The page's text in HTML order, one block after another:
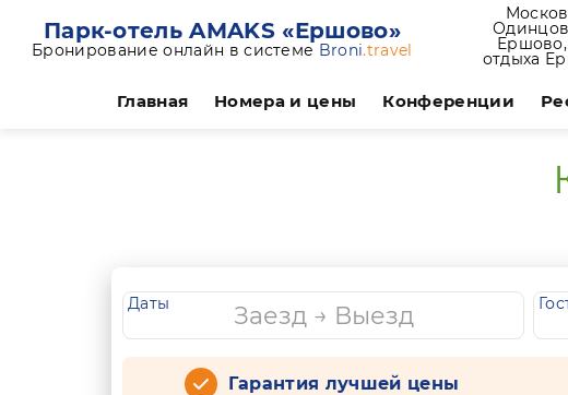
Парк-отель AMAKS «Ершово»
Бронирование онлайн в системе Broni.travel отдыха
Главная Номера и цены Конференции
Даты
Гарантия лучшей цены